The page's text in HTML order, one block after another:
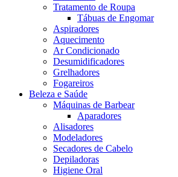
Tratamento de Roupa
Tábuas de Engomar
Aspiradores
Aquecimento
Ar Condicionado
Desumidificadores
Grelhadores
Fogareiros
Beleza e Saúde
Máquinas de Barbear
Aparadores
Alisadores
Modeladores
Secadores de Cabelo
Depiladoras
Higiene Oral